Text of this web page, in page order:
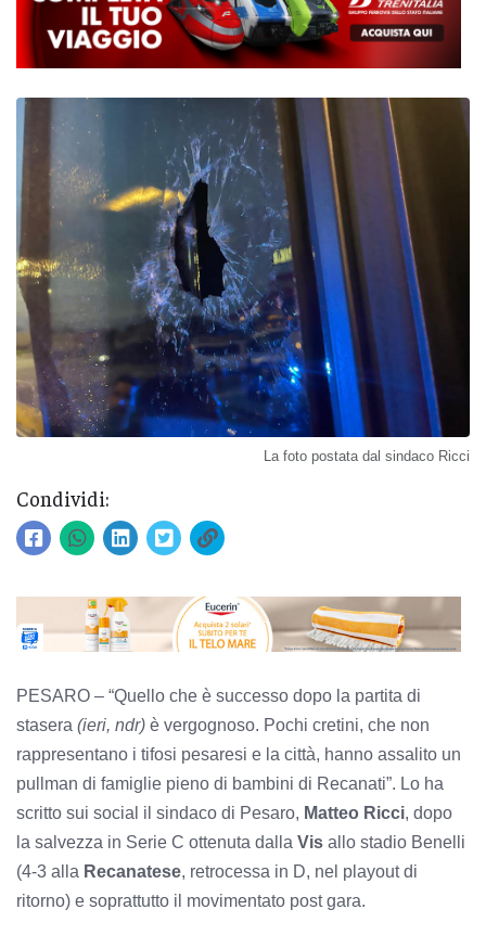
La foto postata dal sindaco Ricci
Condividi:
PESARO – “Quello che è successo dopo la partita di
stasera (ieri, ndr) è vergognoso. Pochi cretini, che non
rappresentano i tifosi pesaresi e la città, hanno assalito un
pullman di famiglie pieno di bambini di Recanati”. Lo ha
scritto sui social il sindaco di Pesaro, Matteo Ricci, dopo
la salvezza in Serie C ottenuta dalla Vis allo stadio Benelli
(4-3 alla Recanatese, retrocessa in D, nel playout di
ritorno) e soprattutto il movimentato post gara.